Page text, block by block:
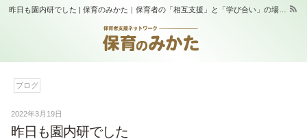
昨日も園内研でした | 保育のみかた｜保育者の「相互支援」と「学び合い」の場｜スタジオふらっぷ
ブログ
2022年3月19日
昨日も園内研でした